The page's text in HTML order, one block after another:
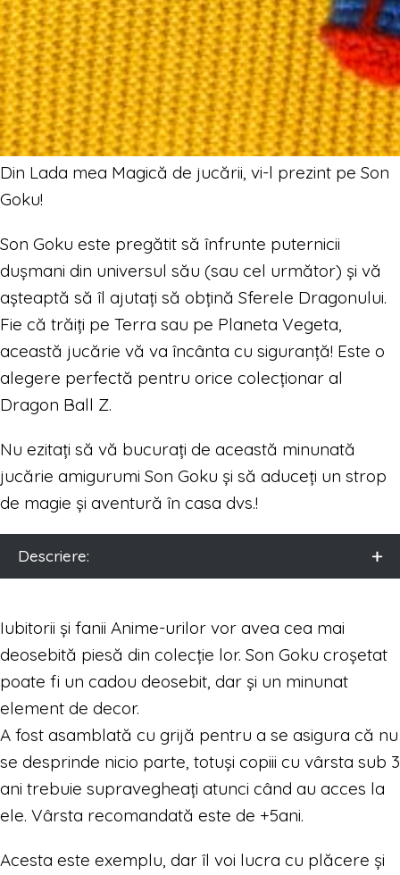
Din Lada mea Magică de jucării, vi-l prezint pe Son
Goku!
Son Goku este pregătit să înfrunte puternicii
dușmani din universul său (sau cel următor) și vă
așteaptă să îl ajutați să obțină Sferele Dragonului.
Fie că trăiți pe Terra sau pe Planeta Vegeta,
această jucărie vă va încânta cu siguranță! Este o
alegere perfectă pentru orice colecționar al
Dragon Ball Z.
Nu ezitați să vă bucurați de această minunată
jucărie amigurumi Son Goku și să aduceți un strop
de magie și aventură în casa dvs.!
Descriere:
Iubitorii și fanii Anime-urilor vor avea cea mai
deosebită piesă din colecție lor. Son Goku croșetat
poate fi un cadou deosebit, dar și un minunat
element de decor.
A fost asamblată cu grijă pentru a se asigura că nu
se desprinde nicio parte, totuși copiii cu vârsta sub 3
ani trebuie supravegheați atunci când au acces la
ele. Vârsta recomandată este de +5ani.
Acesta este exemplu, dar îl voi lucra cu plăcere și